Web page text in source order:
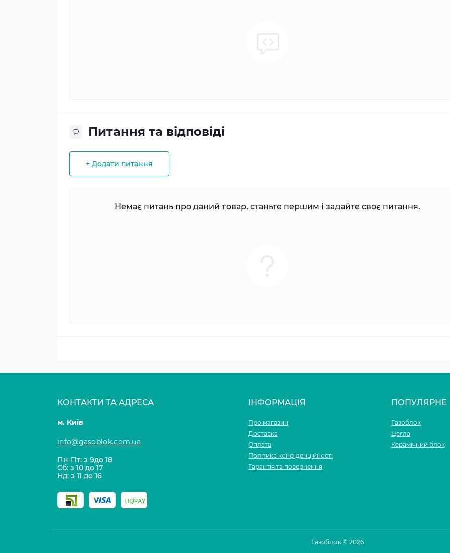
Питання та відповіді
+ Додати питання
Немає питань про даний товар, станьте першим і задайте своє питання.
КОНТАКТИ ТА АДРЕСА
м. Київ
info@gasoblok.com.ua
Пн-Пт: з 9до 18
Сб: з 10 до 17
Нд: з 11 до 16
ІНФОРМАЦІЯ
Про магазин
Доставка
Оплата
Політика конфіденційності
Гарантія та повернення
ПОПУЛЯРНЕ
Газоблок
Цегла
Керамічний блок
Газоблок © 2026